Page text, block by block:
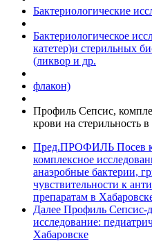
Бактериологические
Бактериологическое
катетер)и стерильных
(ликвор и др.
флакон)
Профиль Сепсис,
крови на стерильность
Пред.ПРОФИЛЬ Посев
комплексное
анаэробные бактерии,
чувствительности к
препаратам в
Далее Профиль Сепсис-
исследование:
Хабаровске